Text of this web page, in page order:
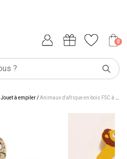
0
Jouet à empiler/Animaux d'afrique en bois FSC à empiler